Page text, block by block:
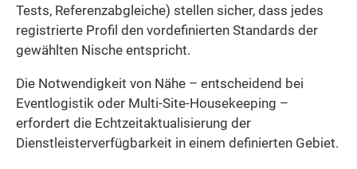
Tests, Referenzabgleiche) stellen sicher, dass jedes
registrierte Profil den vordefinierten Standards der
gewählten Nische entspricht.
Die Notwendigkeit von Nähe – entscheidend bei
Eventlogistik oder Multi-Site-Housekeeping –
erfordert die Echtzeitaktualisierung der
Dienstleisterverfügbarkeit in einem definierten Gebiet.